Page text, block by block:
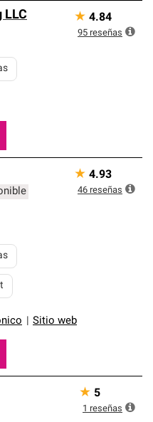
de nuestra red
estrictos de
mejor garantía de
LLC ★ 4.84
95 reseñas
Sitio web
★ 4.93
46 reseñas
★ 5
1 reseñas